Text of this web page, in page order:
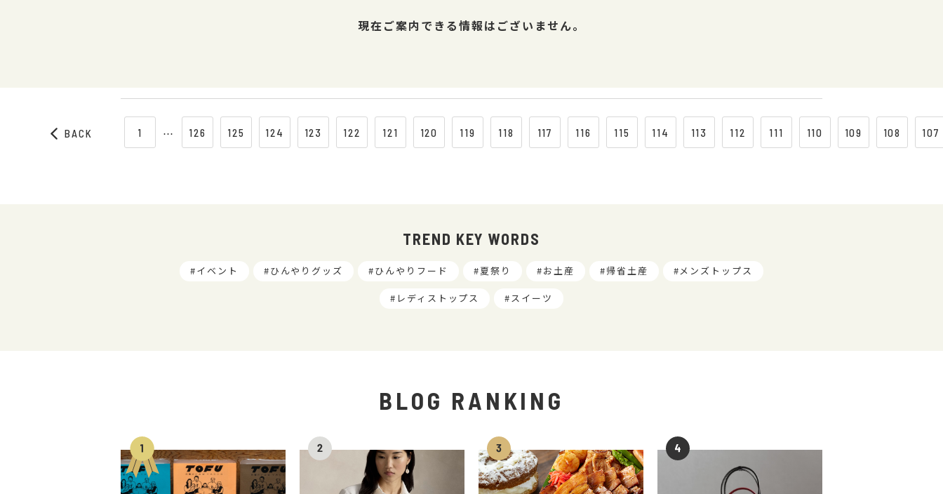
現在ご案内できる情報はございません。
BACK 1 ⋯ 126 125 124 123 122 121 120 119 118 117 116 115 114 113 112 111 110 109 108 107
TREND KEY WORDS
イベント ひんやりグッズ ひんやりフード 夏祭り お土産 帰省土産 メンズトップス
レディストップス スイーツ
BLOG RANKING